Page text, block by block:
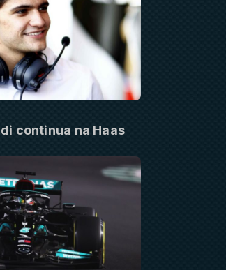
continua na Haas